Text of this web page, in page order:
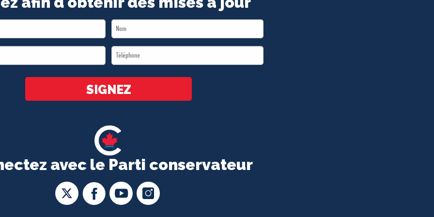
avec le Parti conservateur
Last
Name
Téléphone
*
SIGNEZ